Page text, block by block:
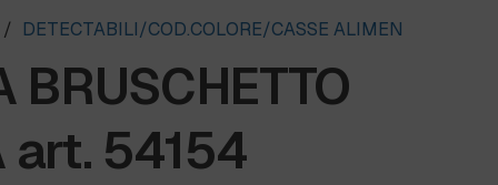
/ DETECTABILI/COD.COLORE/CASSE ALIMEN
BRUSCHETTO
art. 54154